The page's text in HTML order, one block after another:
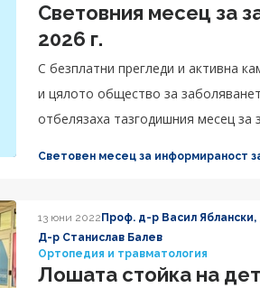
Световния месец за
2026 г.
С безплатни прегледи и активна
и цялото общество за
отбелязаха тазгодишния месец за
Световен месец за информираност
13 юни 2022 Проф. д-р Васил Яблански,
Д-р Станислав Балев
Ортопедия и травматология
Лошата стойка на